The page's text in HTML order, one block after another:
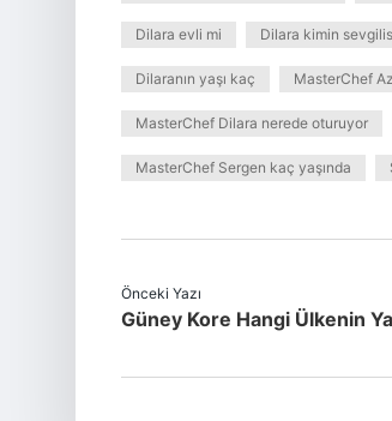
Dilara evli mi Dilara kimin
Dilaranın yaşı kaç MasterChef
MasterChef Dilara nerede oturuyor
MasterChef Sergen kaç yaşında
Önceki Yazı
Güney Kore Hangi Ülkenin